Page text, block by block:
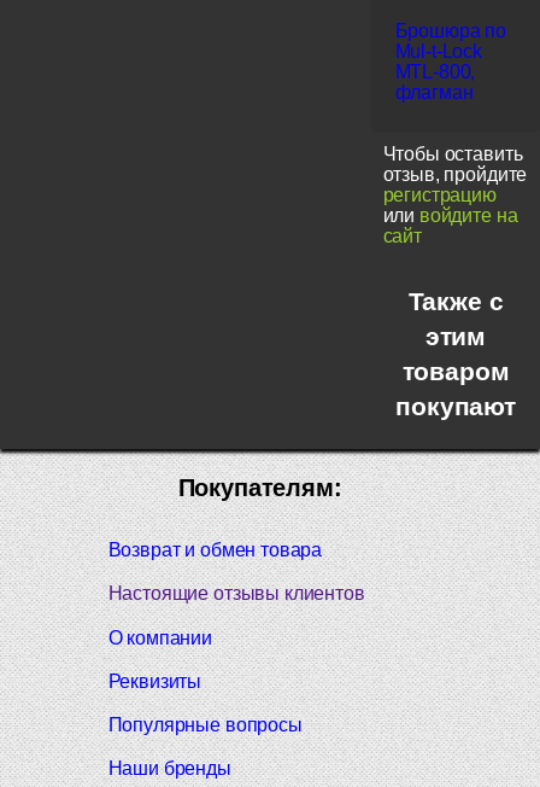
Брошюра по
Mul-t-Lock
MTL-800,
флагман
Чтобы оставить
отзыв, пройдите
регистрацию
или войдите на
сайт
Также с
этим
товаром
покупают
Покупателям:
Возврат и обмен товара
Настоящие отзывы клиентов
О компании
Реквизиты
Популярные вопросы
Наши бренды